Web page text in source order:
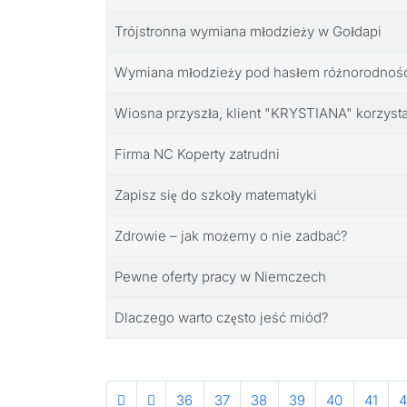
Trójstronna wymiana młodzieży w Gołdapi
Wymiana młodzieży pod hasłem
Wiosna przyszła, klient "KRYSTIANA"
Firma NC Koperty zatrudni
Zapisz się do szkoły matematyki
Zdrowie – jak możemy o nie zadbać?
Pewne oferty pracy w Niemczech
Dlaczego warto często jeść miód?
36 37 38 39 40 41